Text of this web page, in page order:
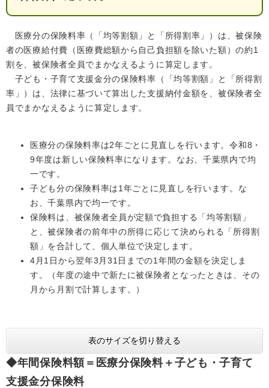
休日夜間救急 鋸南病院
便利なサービス
循環バス 防災安心メール
検索キーワード 暮らしの便利帳
ライフシーンから探す
住民票・戸籍
保険・年金
税金
消防・防災
防犯・安全
ごみ・環境・ペット
コミュニティ・協働
人権・男女共同参画
住まい
道路・交通
健康・福祉
健康・医療
福祉・介護
子育て・教育
子育て
生涯学習・スポーツ
しごと・産業
産業振興
しごと
入札・契約情報
観光情報
知る
観る・遊ぶ
買う・食べる
泊まる
町政情報
町の概要
政策・施策
町の取り組み
広報・広聴
町政への参加
医療分の保険料率（「均等割額」と「所得割率」）は、被保険
者の医療給付費（医療費総額から自己負担額を除いた額）の約1
割を、被保険者全員でまかなえるように算定します。
子ども・子育て支援金分の保険料率（「均等割額」と「所得割
率」）は、法律に基づいて算出した支援納付金額を、被保険者全
員でまかなえるように算定します。
医療分の保険料率は2年ごとに見直しを行います。令和8・
9年度は新しい保険料率になります。なお、千葉県内で均
一です。
子ども分の保険料率は1年ごとに見直しを行います。な
お、千葉県内で均一です。
保険料は、被保険者全員が定額で負担する「均等割額」
と、被保険者の前年中の所得に応じて決められる「所得割
額」を合計して、個人単位で決定します。
4月1日から翌年3月31日までの1年間の金額を決定しま
す。（年度の途中で新たに被保険者となったときは、その
月から月割で計算します。）
表のサイズを切り替える
◆年間保険料額＝医療分保険料＋子ども・子育て
支援金分保険料